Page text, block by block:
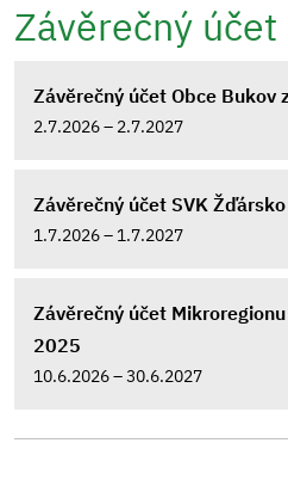
Závěrečný účet
Závěrečný účet Obce Bukov
2.7.2026 – 2.7.2027
Závěrečný účet SVK
1.7.2026 – 1.7.2027
Závěrečný účet
2025
10.6.2026 – 30.6.2027